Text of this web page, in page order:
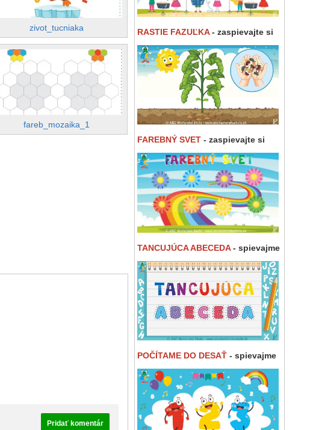
RASTIE FAZUĽKA- zaspievajte si
FAREBNÝ SVET - zaspievajte si
TANCUJÚCA ABECEDA- spievajme
POČÍTAME DO DESAŤ - spievajme
zivot_tucniaka
fareb_mozaika_1
Pridať komentár